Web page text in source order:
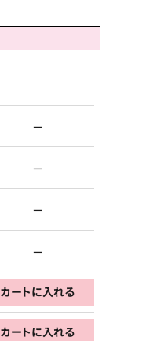
—
—
—
—
カートに入れる
カートに入れる